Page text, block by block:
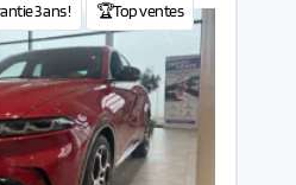
3 ans ! 🏆Top ventes